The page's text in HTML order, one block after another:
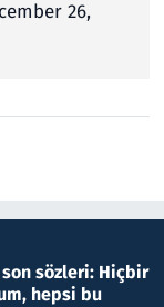
26,
son sözleri: Hiçbir
hepsi bu